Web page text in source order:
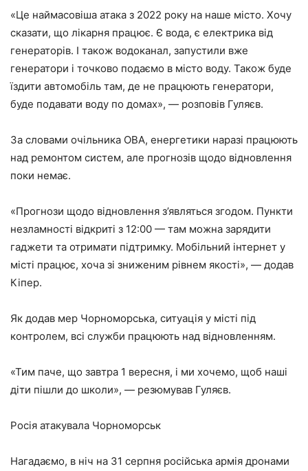
«Це наймасовіша атака з 2022 року на наше місто. Хочу
сказати, що лікарня працює. Є вода, є електрика від
генераторів. І також водоканал, запустили вже
генератори і точково подаємо в місто воду. Також буде
їздити автомобіль там, де не працюють генератори,
буде подавати воду по домах», — розповів Гуляєв.
За словами очільника ОВА, енергетики наразі працюють
над ремонтом систем, але прогнозів щодо відновлення
поки немає.
«Прогнози щодо відновлення з’являться згодом. Пункти
незламності відкриті з 12:00 — там можна зарядити
гаджети та отримати підтримку. Мобільний інтернет у
місті працює, хоча зі зниженим рівнем якості», — додав
Кіпер.
Як додав мер Чорноморська, ситуація у місті під
контролем, всі служби працюють над відновленням.
«Тим паче, що завтра 1 вересня, і ми хочемо, щоб наші
діти пішли до школи», — резюмував Гуляєв.
Росія атакувала Чорноморськ
Нагадаємо, в ніч на 31 серпня російська армія дронами